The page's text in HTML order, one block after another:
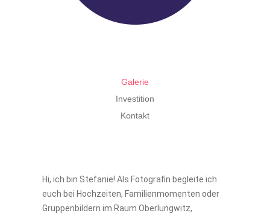
Galerie
Investition
Kontakt
Hi, ich bin Stefanie! Als Fotografin begleite ich
euch bei Hochzeiten, Familienmomenten oder
Gruppenbildern im Raum Oberlungwitz,